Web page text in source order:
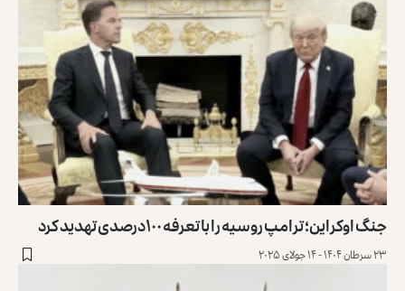
جنگ اوکراین؛ ترامپ روسیه را با تعرفه ۱۰۰درصدی تهدید کرد
۲۳ سرطان ۱۴۰۴ - ۱۴ جولای ۲۰۲۵